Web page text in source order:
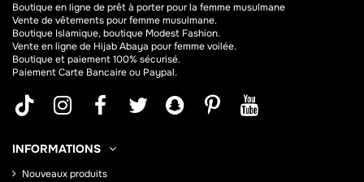
Boutique en ligne deprêt à porter pour la femme musulmane
Vente de vêtements pour femme musulmane.
Boutique Islamique, boutique Modest Fashion.
Vente en ligne de HijabAbaya pour femme voilée.
Boutique et paiement 100% sécurisé.
Paiement Carte Bancaire ou Paypal.
INFORMATIONS
Nouveaux produits